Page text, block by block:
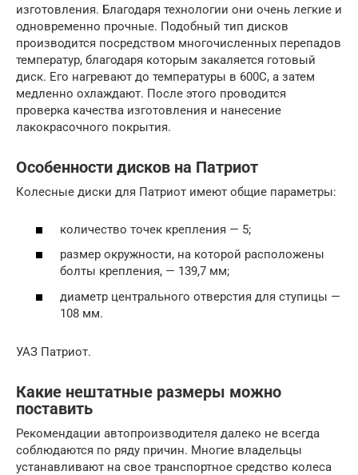
изготовления. Благодаря технологии они очень легкие и
одновременно прочные. Подобный тип дисков
производится посредством многочисленных перепадов
температур, благодаря которым закаляется готовый
диск. Его нагревают до температуры в 600С, а затем
медленно охлаждают. После этого проводится
проверка качества изготовления и нанесение
лакокрасочного покрытия.
Особенности дисков на Патриот
Колесные диски для Патриот имеют общие параметры:
количество точек крепления — 5;
размер окружности, на которой расположены
болты крепления, — 139,7 мм;
диаметр центрального отверстия для ступицы —
108 мм.
УАЗ Патриот.
Какие нештатные размеры можно
поставить
Рекомендации автопроизводителя далеко не всегда
соблюдаются по ряду причин. Многие владельцы
устанавливают на свое транспортное средство колеса